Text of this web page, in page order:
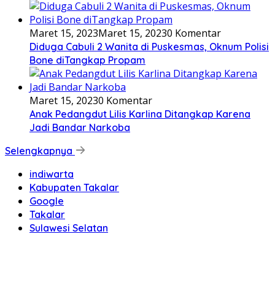
Maret 15, 2023Maret 15, 20230 Komentar
Diduga Cabuli 2 Wanita di Puskesmas, Oknum Polisi
Bone diTangkap Propam
Maret 15, 20230 Komentar
Anak Pedangdut Lilis Karlina Ditangkap Karena
Jadi Bandar Narkoba
Selengkapnya
indiwarta
Kabupaten Takalar
Google
Takalar
Sulawesi Selatan